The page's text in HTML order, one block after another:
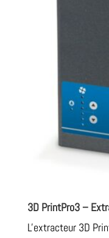
3D PrintPro3 –
L'extracteur 3D